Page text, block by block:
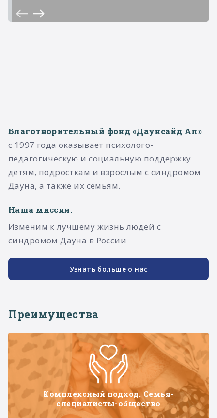
Благотворительный фонд «Даунсайд Ап»
с 1997 года оказывает психолого-
педагогическую и социальную поддержку
детям, подросткам и взрослым с синдромом
Дауна, а также их семьям.​
Наша миссия:
Изменим к лучшему жизнь людей с
синдромом Дауна в России
Узнать больше о нас
Преимущества
Комплексный подход. Семья-
специалисты-общество